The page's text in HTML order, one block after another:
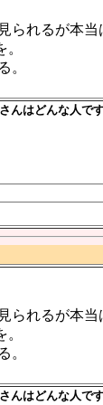
られるが本当
。
んはどんな人で
られるが本当
。
んはどんな人で